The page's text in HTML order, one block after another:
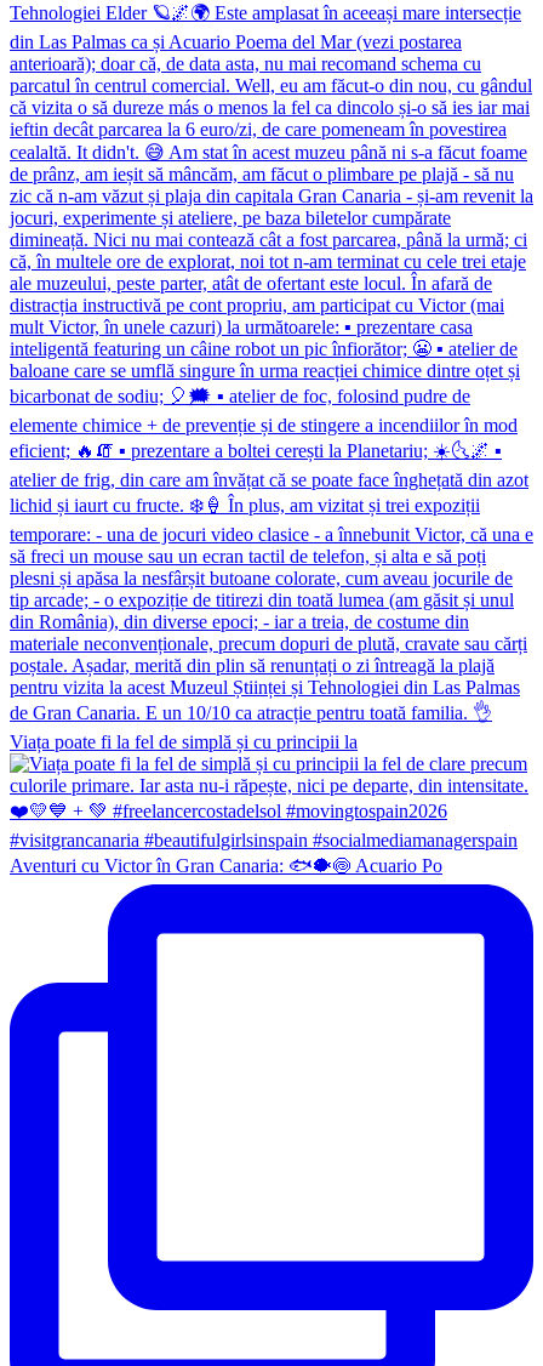
Viața poate fi la fel de simplă și cu principii la
Aventuri cu Victor în Gran Canaria: 🐟🐡🍥 Acuario Po